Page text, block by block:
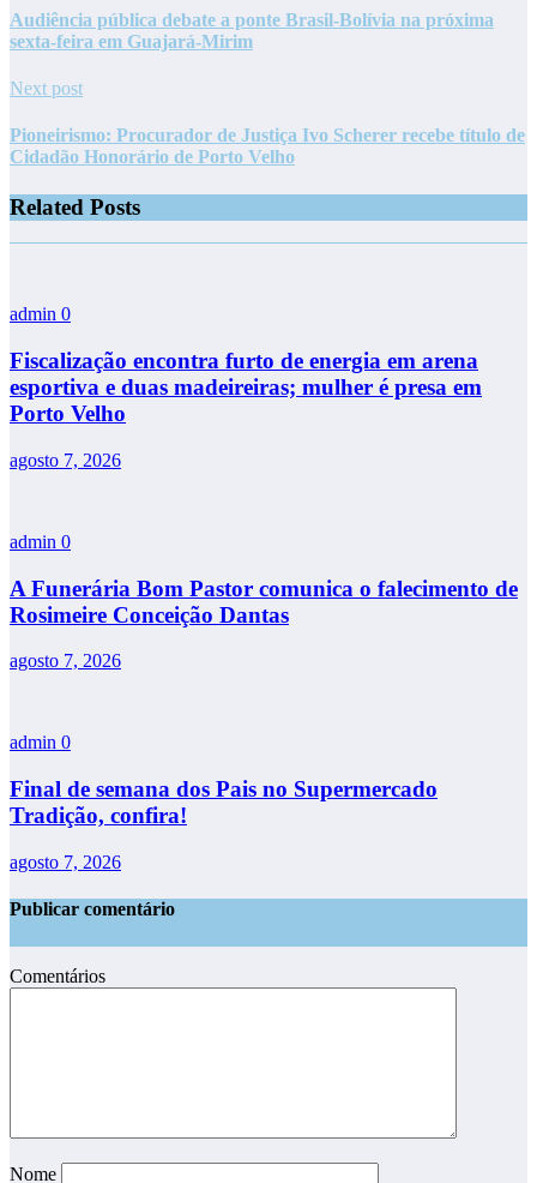
Audiência pública debate a ponte Brasil-Bolívia na próxima
sexta-feira em Guajará-Mirim
Next post
Pioneirismo: Procurador de Justiça Ivo Scherer recebe título de
Cidadão Honorário de Porto Velho
Related Posts
admin 0
Fiscalização encontra furto de energia em arena
esportiva e duas madeireiras; mulher é presa em
Porto Velho
agosto 7, 2026
admin 0
A Funerária Bom Pastor comunica o falecimento de
Rosimeire Conceição Dantas
agosto 7, 2026
admin 0
Final de semana dos Pais no Supermercado
Tradição, confira!
agosto 7, 2026
Publicar comentário
Comentários
Nome